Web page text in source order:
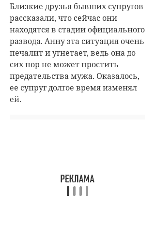
Близкие друзья бывших супругов
рассказали, что сейчас они
находятся в стадии официального
развода. Анну эта ситуация очень
печалит и угнетает, ведь она до
сих пор не может простить
предательства мужа. Оказалось,
ее супруг долгое время изменял
ей.